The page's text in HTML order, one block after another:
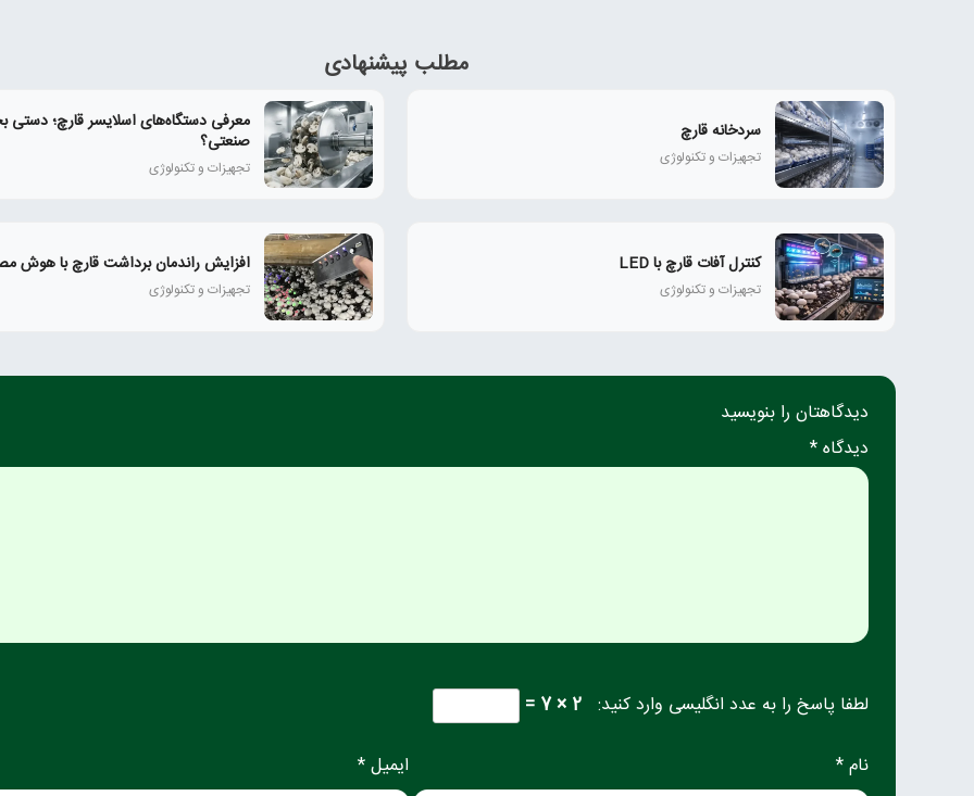
مطلب پیشنهادی
سردخانه قارچ
تجهیزات و تکنولوژی
معرفی دستگاه‌های اسلایسر قارچ؛ دستی
صنعتی؟
تجهیزات و تکنولوژی
کنترل آفات قارچ با LED
تجهیزات و تکنولوژی
افزایش راندمان برداشت قارچ با هوش
تجهیزات و تکنولوژی
دیدگاهتان را بنویسید
دیدگاه *
لطفا پاسخ را به عدد انگلیسی وارد کنید: 2 × 7 =
نام * ایمیل *